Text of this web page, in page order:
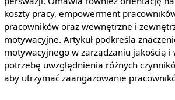
koszty pracy, empowerment
pracowników oraz wewnętrzne i
motywacyjne. Artykuł podkreśla
motywacyjnego w zarządzaniu jakością i
potrzebę uwzględnienia różnych
aby utrzymać zaangażowanie